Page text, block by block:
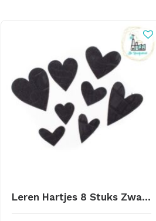
Leren Hartjes 8 Stuks Zwart Krokoprint